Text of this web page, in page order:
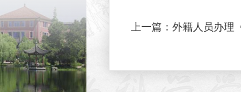
上一篇：外籍人员办理